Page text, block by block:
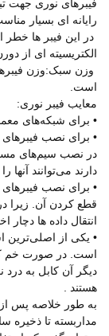
فیبرهای نوری جهت
رایانه ای بسیار
در این فیبر ها
الکتریسیته ای از
وزن سبک:وزن
است.
معایب فیبر نوری:
• برای شبكه‌های
• برای نصب
در نصب سیم‌های مسی
دارند می‌توانند آنها
• برای نصب
قطع كردن آن. زیرا
انتقال داده ها دچار
• یكی از اصلی‌ترین
است. در صورت خم
دیگر آن كابل به
هستند .
به طور خلاصه پس از
مداربسته تا ذخیره